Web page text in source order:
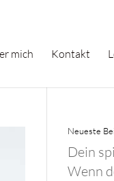
mich Kontakt
Neueste
Dein
Wenn